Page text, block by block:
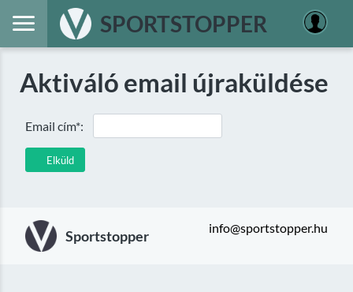
SPORTSTOPPER
Aktiváló email újraküldése
Elküld
Email cím*:
Sportstopper info@sportstopper.hu